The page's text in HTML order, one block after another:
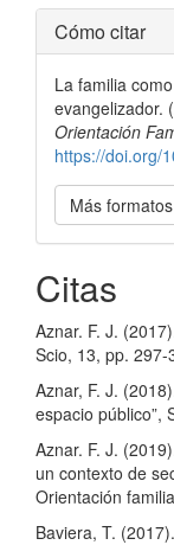
Detalles
del
artículo
Cómo citar
La familia
evangelizador.
Orientación
https://doi.org/
Más
Citas
Aznar. F. J.
Scio, 13, pp. 297-
Aznar, F. J.
espacio público”,
Aznar. F. J.
un contexto de
Orientación
Baviera, T.